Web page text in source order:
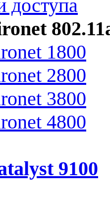
доступа
1800
2800
3800
4800
9100